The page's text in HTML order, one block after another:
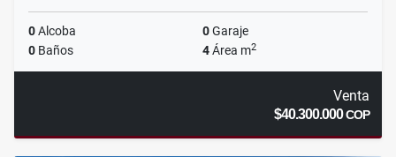
0Alcoba 0Garaje
0 Baños 4Área m2
Venta
$40.300.000COP